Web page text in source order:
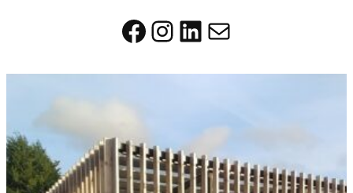
Facebook
Instagram
LinkedIn
E-mail